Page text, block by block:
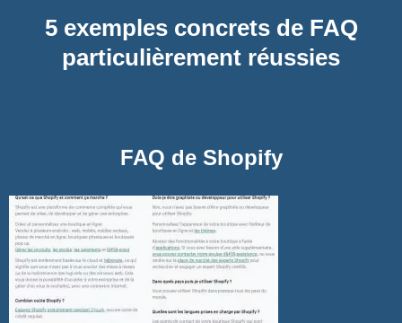
5 exemples concrets de FAQ
particulièrement réussies
FAQ de Shopify